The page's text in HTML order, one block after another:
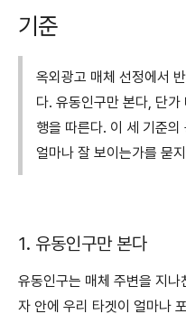
기준
옥외광고 매체 선정에서
다. 유동인구만 본다, 단
행을 따른다. 이 세 기준
얼마나 잘 보이는가를 묻
1. 유동인구만 본다
유동인구는 매체 주변을 지
자 안에 우리 타겟이 얼마나